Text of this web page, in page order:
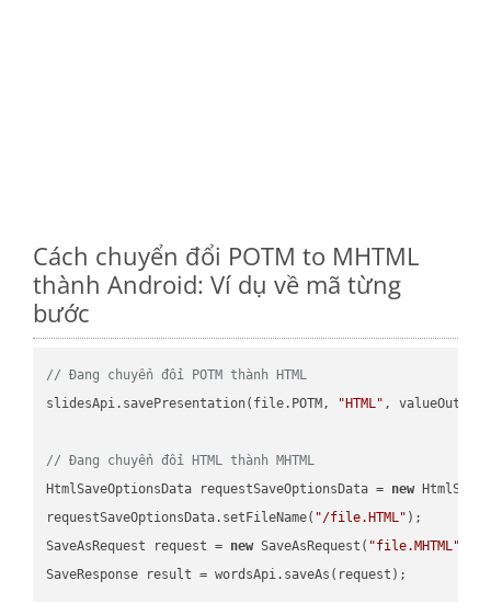
Cách chuyển đổi POTM to MHTML
thành Android: Ví dụ về mã từng
bước
// Đang chuyển đổi POTM thành HTML
slidesApi.savePresentation(file.POTM,
"HTML" ,
// Đang chuyển đổi HTML thành MHTML
HtmlSaveOptionsData requestSaveOptionsData = new
requestSaveOptionsData.setFileName( "/file.HTML" );
SaveAsRequest request = new SaveAsRequest( "file.MHTML"